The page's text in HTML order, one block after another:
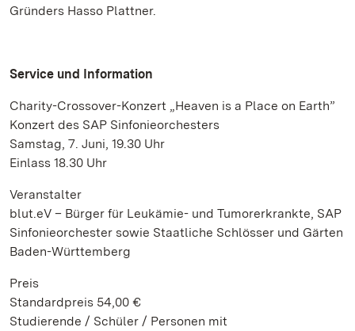
Gründers Hasso Plattner.
Service und Information
Charity-Crossover-Konzert „Heaven is a Place on Earth”
Konzert des SAP Sinfonieorchesters
Samstag, 7. Juni, 19.30 Uhr
Einlass 18.30 Uhr
Veranstalter
blut.eV – Bürger für Leukämie- und Tumorerkrankte, SAP
Sinfonieorchester sowie Staatliche Schlösser und Gärten
Baden-Württemberg
Preis
Standardpreis 54,00 €
Studierende / Schüler / Personen mit